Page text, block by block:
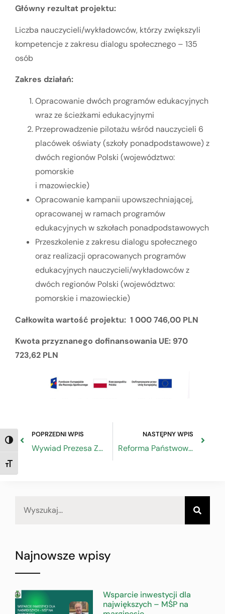
TOGGLE HIGH CONTRAST
TOGGLE FONT SIZE
Główny rezultat projektu:
Liczba nauczycieli/wykładowców, którzy zwiększyli
kompetencje z zakresu dialogu społecznego – 135
osób
Zakres działań:
Opracowanie dwóch programów edukacyjnych
wraz ze ścieżkami edukacyjnymi
Przeprowadzenie pilotażu wśród nauczycieli 6
placówek oświaty (szkoły ponadpodstawowe)z
dwóch regionów Polski (województwo:
pomorskie
i mazowieckie)
Opracowanie kampanii upowszechniającej,
opracowanej w ramach programów
edukacyjnych w szkołach ponadpodstawowych
Przeszkolenie z zakresu dialogu społecznego
oraz realizacji opracowanych programów
edukacyjnych nauczycieli/wykładowców z
dwóch regionów Polski (województwo:
pomorskie i mazowieckie)
Całkowita wartość projektu: 1 000 746,00 PLN
Kwota przyznanego dofinansowania UE: 970
723,62 PLN
POPRZEDNI WPIS
Wywiad Prezesa ZRP w Radio eM
NASTĘPNY WPIS
Reforma Państwowej Inspekcji Pracy – konsekwencje dla pracodawców i rynku pracy
Najnowsze wpisy
Wsparcie inwestycji dla
największych – MŚP na